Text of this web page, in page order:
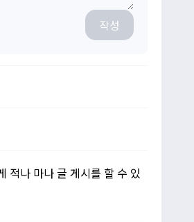
작성
적나 마나 글 게시를 할 수 있